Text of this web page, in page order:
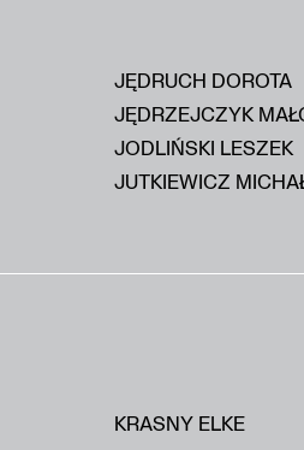
JĘDRUCH DOROTA
JĘDRZEJCZYK
JODLIŃSKI LESZEK
JUTKIEWICZ
KRASNY ELKE